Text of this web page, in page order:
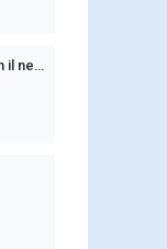
Rosa Elettrica – In fuga con il nemico